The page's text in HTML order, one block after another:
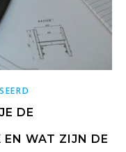
DE
WAT ZIJN DE